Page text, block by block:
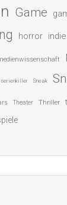
Game
horror indie
serienkiller Sneak
Theater Thriller